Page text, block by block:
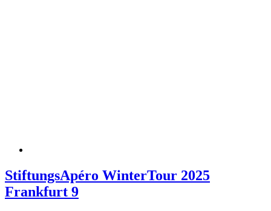
StiftungsApéro WinterTour 2025
Frankfurt 9